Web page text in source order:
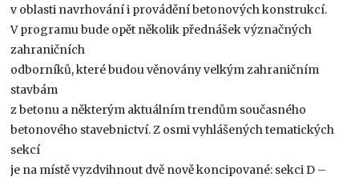
v oblasti navrhování i provádění betonových konstrukcí.
V programu bude opět několik přednášek význačných
zahraničních
odborníků, které budou věnovány velkým zahraničním
stavbám
z betonu a některým aktuálním trendům současného
betonového stavebnictví. Z osmi vyhlášených tematických
sekcí
je na místě vyzdvihnout dvě nově koncipované: sekci D –